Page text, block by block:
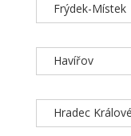
Frýdek-Místek
Havířov
Hradec Králové